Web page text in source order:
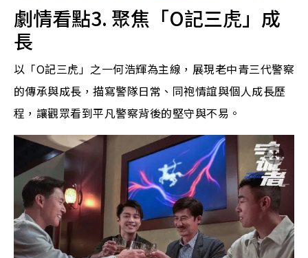
劇情看點3. 聚焦「O記三虎」成
長
以「O記三虎」之一何浩輝為主線，展現老中青三代警察
的傳承與成長，描寫警隊日常、同袍情誼與個人成長歷
程，讓觀眾看到平凡警察背後的堅守與不易。